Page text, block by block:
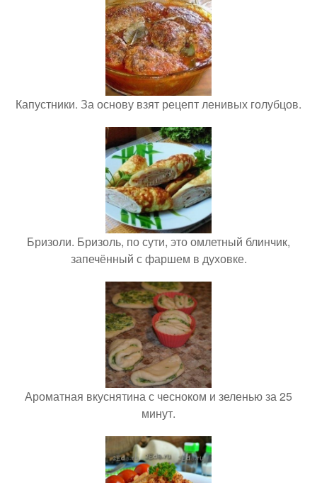
Капустники. За основу взят рецепт ленивых голубцов.
Бризоли. Бризоль, по сути, это омлетный блинчик,
запечённый с фаршем в духовке.
Ароматная вкуснятина с чесноком и зеленью за 25
минут.